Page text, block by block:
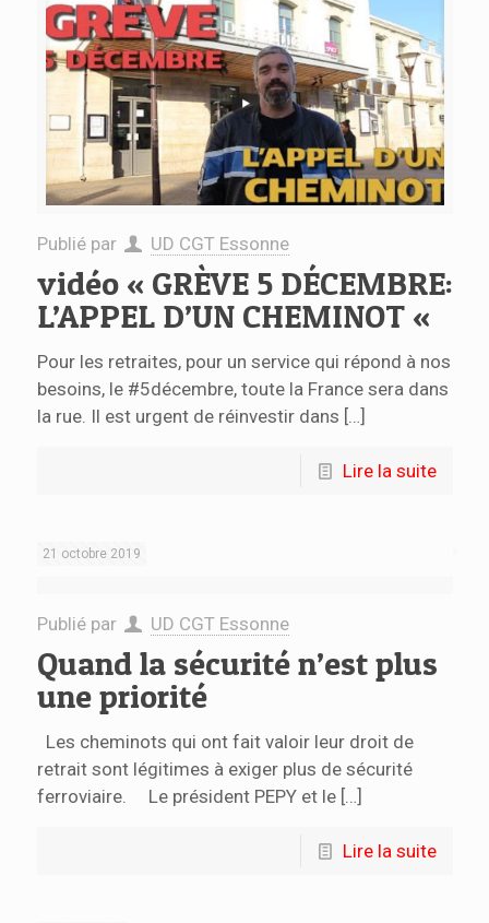
Publié par UD CGT Essonne
vidéo « GRÈVE 5 DÉCEMBRE:
L’APPEL D’UN CHEMINOT «
Pour les retraites, pour un service qui répond à nos
besoins, le #5décembre, toute la France sera dans
la rue. Il est urgent de réinvestir dans […]
Lire la suite
21 octobre 2019
Publié par UD CGT Essonne
Quand la sécurité n’est plus
une priorité
Les cheminots qui ont fait valoir leur droit de
retrait sont légitimes à exiger plus de sécurité
ferroviaire. Le président PEPY et le[…]
Lire la suite